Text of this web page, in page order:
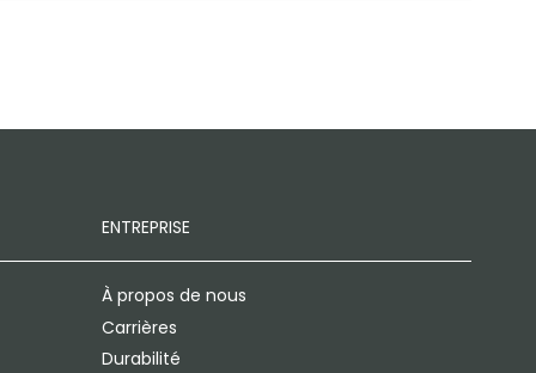
ENTREPRISE
À propos de nous
Carrières
Durabilité